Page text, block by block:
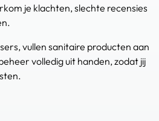
je klachten, slechte recensies
vullen sanitaire producten aan
volledig uit handen, zodat jij